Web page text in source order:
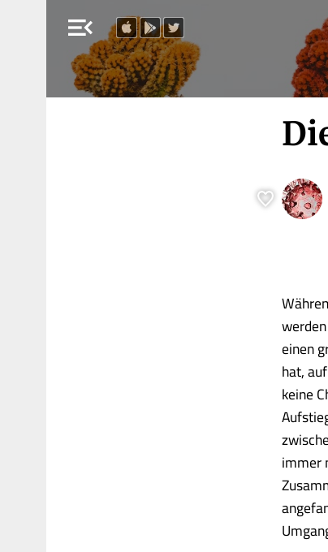
menu_open
einen
hat,
keine
immer